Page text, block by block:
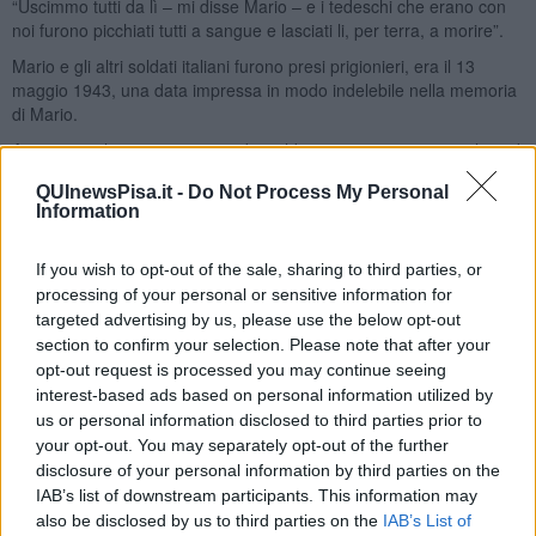
QUInewsPisa.it - Do Not Process My Personal
Information
If you wish to opt-out of the sale, sharing to third parties, or
processing of your personal or sensitive information for
targeted advertising by us, please use the below opt-out
section to confirm your selection. Please note that after your
opt-out request is processed you may continue seeing
interest-based ads based on personal information utilized by
us or personal information disclosed to third parties prior to
your opt-out. You may separately opt-out of the further
disclosure of your personal information by third parties on the
IAB’s list of downstream participants. This information may
also be disclosed by us to third parties on the IAB’s List of
“Uscimmo tutti da lì – mi disse Mario – e i tedeschi che erano con
noi furono picchiati tutti a sangue e lasciati li, per terra, a morire”.
Mario e gli altri soldati italiani furono presi prigionieri, era il 13
maggio 1943, una data impressa in modo indelebile nella memoria
di Mario.
Ancora una lunga camminata dei soldati, verso un campo inglese di
“qualcuno cadeva – raccontò Mario – veniva picchiato”.
scarico di materiali da guerra in cambio di viveri.
Mario accettò, “per mangiare” mi confessò.
Dopo qualche giorno l’interprete disse a Mario ed agli altri che ci
poteva essere la possibilità di scappare.
Qualcuno ebbe paura e rimase al campo, e 57 soldati tra cui Mario,
a mezzanotte precisa presero la strada del deserto.
Chi rifiutò fu fatto camminare con un sacco di pietre in spalla fino
allo sfinimento.